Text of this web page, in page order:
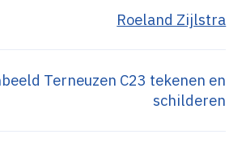
Roeland Zijlstra
Terneuzen C23 tekenen en
schilderen